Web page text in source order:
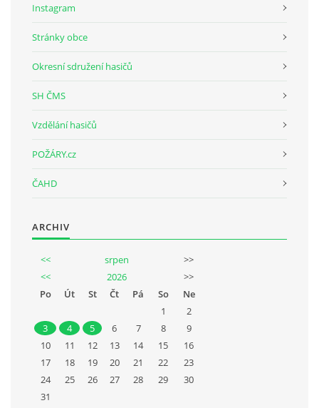
Instagram
Stránky obce
Okresní sdružení hasičů
SH ČMS
Vzdělání hasičů
POŽÁRY.cz
ČAHD
ARCHIV
<< srpen
>>
<<
2026
>>
Po
Út St Čt Pá So
Ne
1
2
3
4 5 6 7 8
9
10
11 12 13 14 15
16
17
18 19 20 21 22
23
24
25 26 27 28 29
30
31